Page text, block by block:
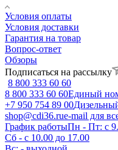
Условия оплаты
Условия доставки
Гарантия на товар
Вопрос-ответ
Обзоры
Подписаться на рассылку
8 800 333 60 60
8 800 333 60 60Единый
+7 950 754 89 00
shop@cdi36.rue-mail для
График работыПн - Пт: с
Сб - с 10.00 до 17.00